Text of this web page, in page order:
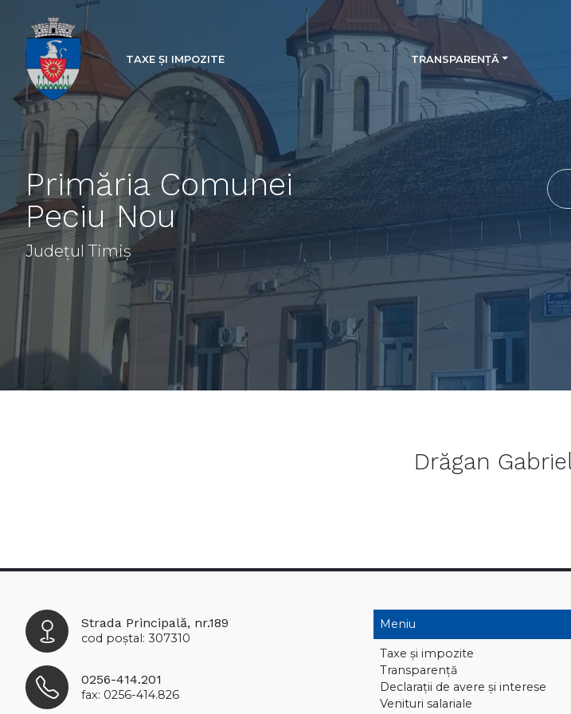
TAXE ȘI IMPOZITE TRANSPARENȚĂ
Primăria Comunei
Peciu Nou
Județul Timiș
Drăgan
Strada Principală, nr.189
cod poștal: 307310
0256-414.201
fax: 0256-414.826
Meniu
Taxe și impozite
Transparență
Declaraţii de avere și interese
Venituri salariale